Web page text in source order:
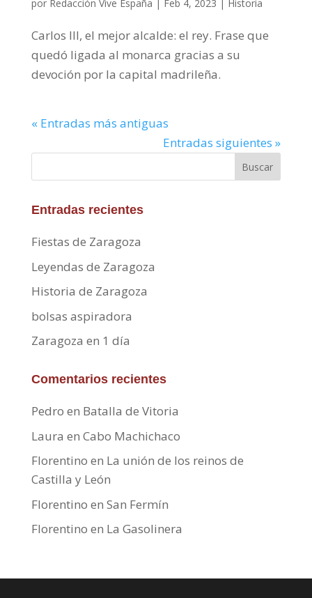
por Redacción Vive España Feb 4, 2023 Historia
Carlos III, el mejor alcalde: el rey. Frase que
quedó ligada al monarca gracias a su
devoción por la capital madrileña.
« Entradas más antiguas
Entradas siguientes »
Buscar
Entradas recientes
Fiestas de Zaragoza
Leyendas de Zaragoza
Historia de Zaragoza
bolsas aspiradora
Zaragoza en 1 día
Comentarios recientes
Pedro en Batalla de Vitoria
Laura en Cabo Machichaco
Florentino en La unión de los reinos de
Castilla y León
Florentino en San Fermín
Florentino en La Gasolinera